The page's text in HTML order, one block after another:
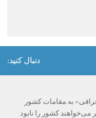
دنبال کنید:
به مقامات کشور
کشور را نابود